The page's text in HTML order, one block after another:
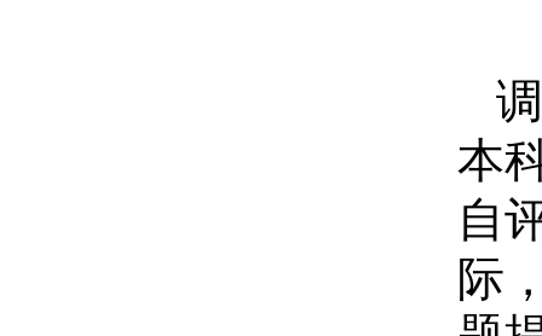
本
自
际